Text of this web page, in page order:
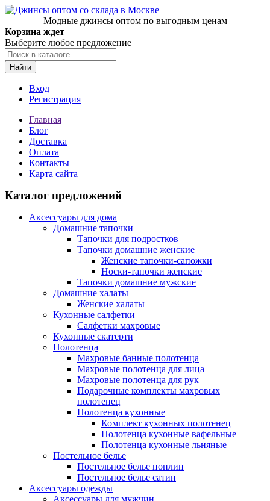
Модные джинсы оптом по выгодным ценам
Корзина ждет
Выберите любое предложение
Найти
Вход
Регистрация
Главная
Блог
Доставка
Оплата
Контакты
Карта сайта
Каталог предложений
Аксессуары для дома
Домашние тапочки
Тапочки для подростков
Тапочки домашние женские
Женские тапочки-сапожки
Носки-тапочки женские
Тапочки домашние мужские
Домашние халаты
Женские халаты
Кухонные салфетки
Салфетки махровые
Кухонные скатерти
Полотенца
Махровые банные полотенца
Махровые полотенца для лица
Махровые полотенца для рук
Подарочные комплекты махровых
полотенец
Полотенца кухонные
Комплект кухонных полотенец
Полотенца кухонные вафельные
Полотенца кухонные льняные
Постельное белье
Постельное белье поплин
Постельное белье сатин
Аксессуары одежды
Аксессуары для мужчин